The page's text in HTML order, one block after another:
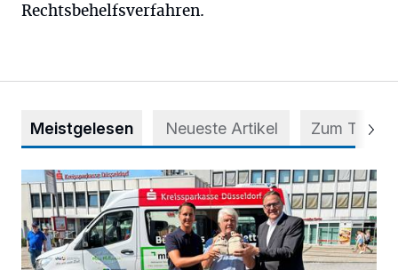
Rechtsbehelfsverfahren.
Meistgelesen Neueste Artikel Zum Thema
Starthilfe für den BürgerBus